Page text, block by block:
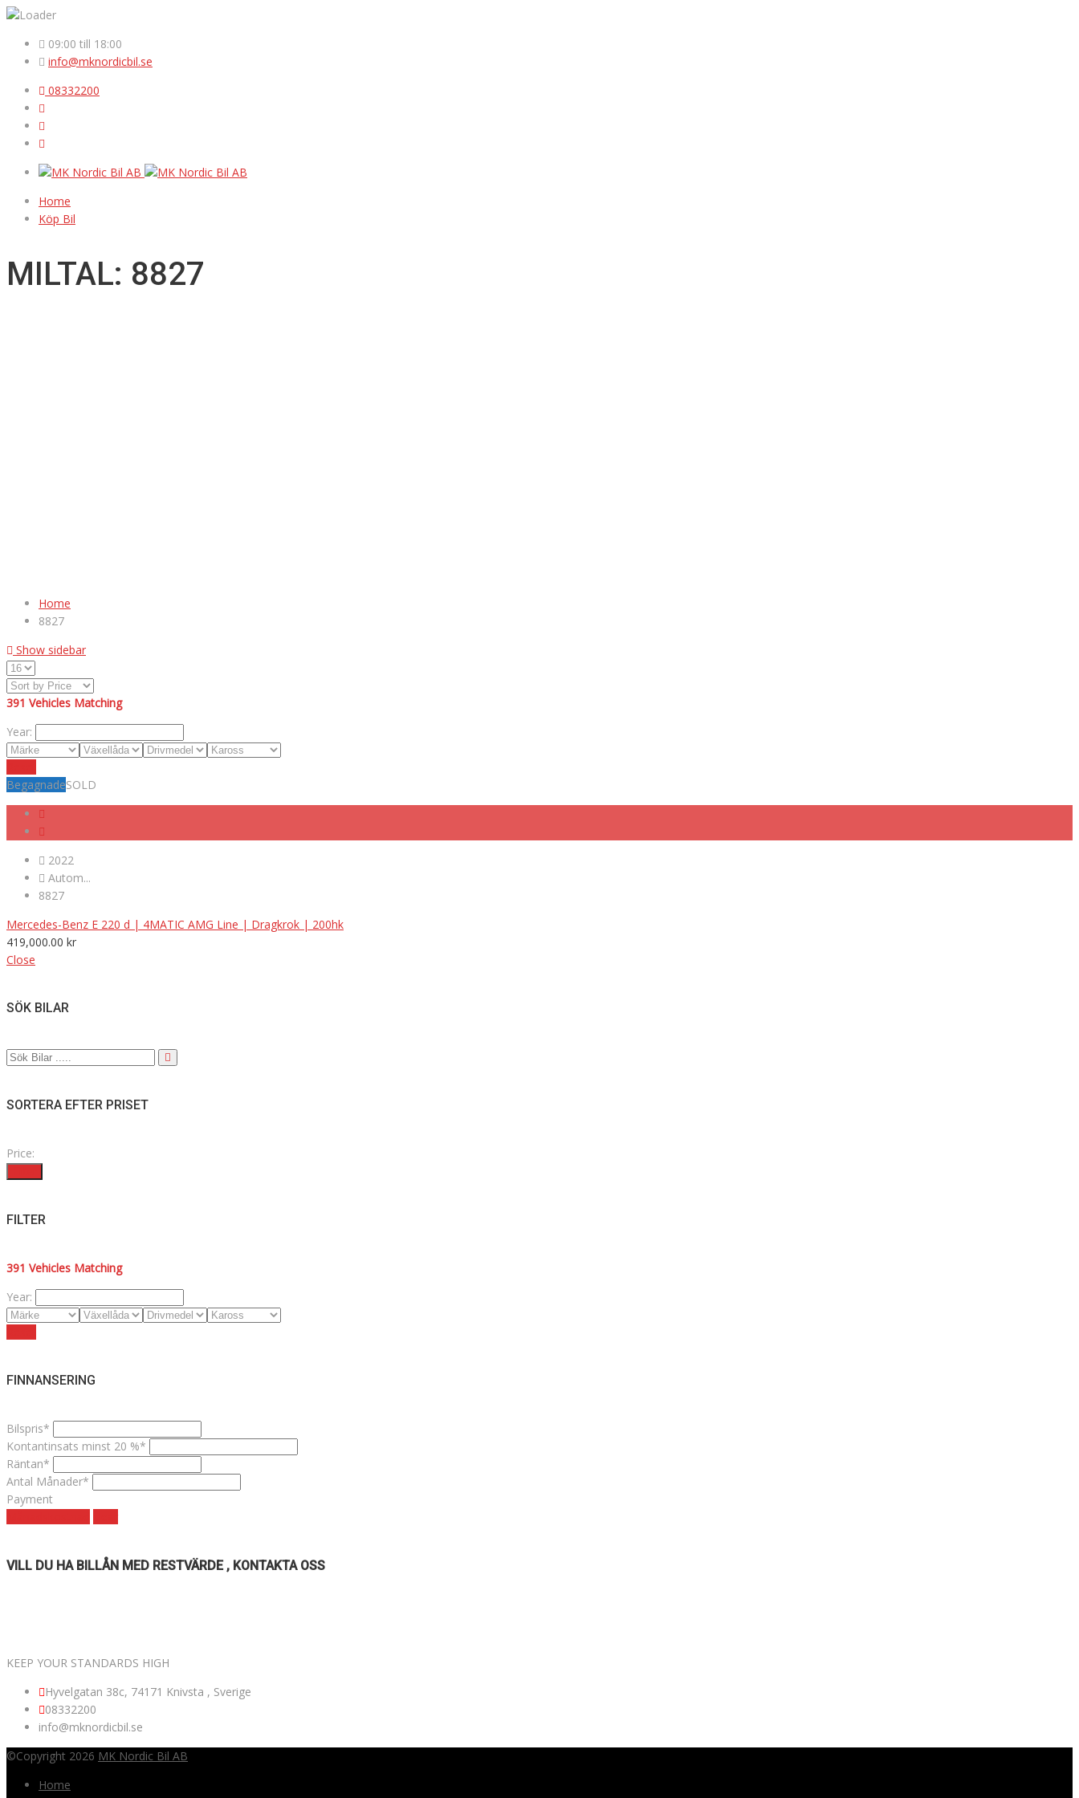
09:00 till 18:00
info@mknordicbil.se
08332200
Home
Köp Bil
MILTAL: 8827
Home
8827
Show sidebar
391 Vehicles Matching
Year:
BegagnadeSOLD
2022
Autom...
8827
Mercedes-Benz E 220 d | 4MATIC AMG Line | Dragkrok | 200hk
419,000.00 kr
Close
SÖK BILAR
SORTERA EFTER PRISET
Price:
FILTER
391 Vehicles Matching
Year:
FINNANSERING
Bilspris*
Kontantinsats minst 20 %*
Räntan*
Antal Månader*
Payment
VILL DU HA BILLÅN MED RESTVÄRDE , KONTAKTA OSS
KEEP YOUR STANDARDS HIGH
Hyvelgatan 38c, 74171 Knivsta , Sverige
08332200
info@mknordicbil.se
©Copyright 2026 MK Nordic Bil AB
Home